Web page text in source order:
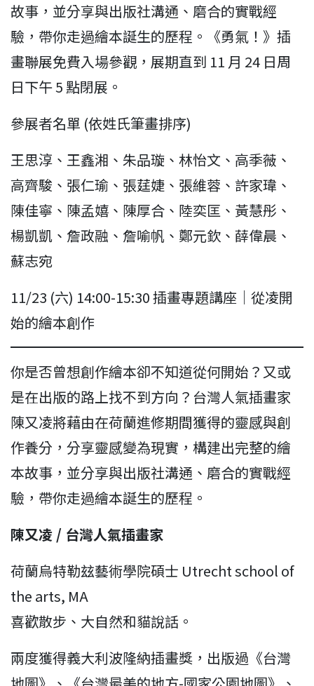
故事，並分享與出版社溝通、磨合的實戰經
驗，帶你走過繪本誕生的歷程。《勇氣！》插
畫聯展免費入場參觀，展期直到 11 月 24 日周
日下午 5 點閉展。
參展者名單 (依姓氏筆畫排序)
王思淳、王鑫湘、朱品璇、林怡文、高季薇、
高齊駿、張仁瑜、張莛婕、張維蓉、許家瑋、
陳佳寧、陳孟嬉、陳厚合、陸奕匡、黃慧彤、
楊凱凱、詹政融、詹喻帆、鄭元欽、薛偉晨、
蘇志宛
11/23 (六) 14:00-15:30 插畫專題講座｜從凌開
始的繪本創作
你是否曾想創作繪本卻不知道從何開始？又或
是在出版的路上找不到方向？台灣人氣插畫家
陳又凌將藉由在荷蘭進修期間獲得的靈感與創
作養分，分享靈感變為現實，構建出完整的繪
本故事，並分享與出版社溝通、磨合的實戰經
驗，帶你走過繪本誕生的歷程。
陳又凌 / 台灣人氣插畫家
荷蘭烏特勒玆藝術學院碩士 Utrecht school of
the arts, MA
喜歡散步、大自然和貓說話。
兩度獲得義大利波隆納插畫獎，出版過《台灣